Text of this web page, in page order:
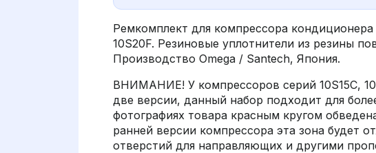
Ремкомплект для компрессора кондиционера
10S20F. Резиновые уплотнители из резины
Производство Omega / Santech, Япония.
ВНИМАНИЕ! У компрессоров серий 10S15C,
две версии, данный набор подходит для
фотографиях товара красным кругом
ранней версии компрессора эта зона будет
отверстий для направляющих и другими